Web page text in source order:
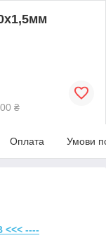
₴
Оплата Умови
----